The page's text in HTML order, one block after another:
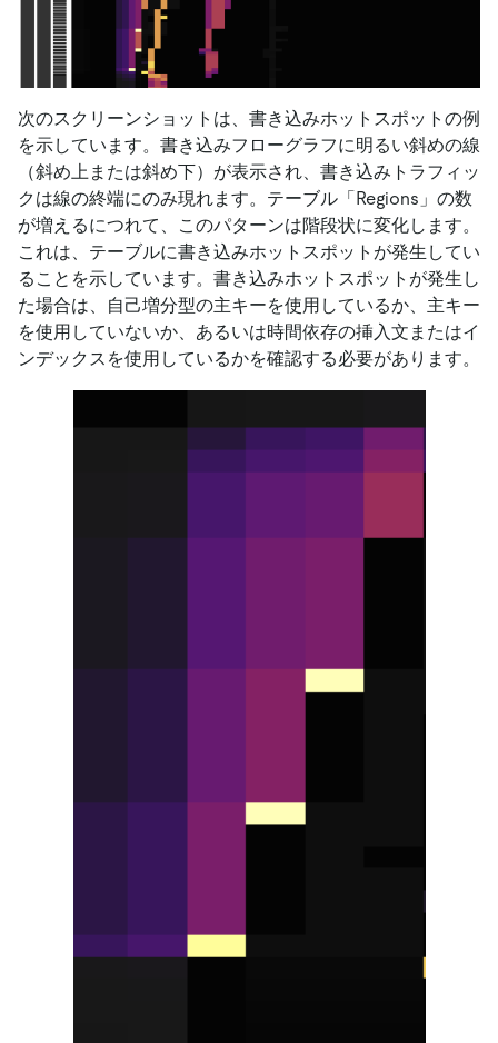
次のスクリーンショットは、書き込みホットスポットの例
を示しています。書き込みフローグラフに明るい斜めの線
（斜め上または斜め下）が表示され、書き込みトラフィッ
クは線の終端にのみ現れます。テーブル「Regions」の数
が増えるにつれて、このパターンは階段状に変化します。
これは、テーブルに書き込みホットスポットが発生してい
ることを示しています。書き込みホットスポットが発生し
た場合は、自己増分型の主キーを使用しているか、主キー
を使用していないか、あるいは時間依存の挿入文またはイ
ンデックスを使用しているかを確認する必要があります。